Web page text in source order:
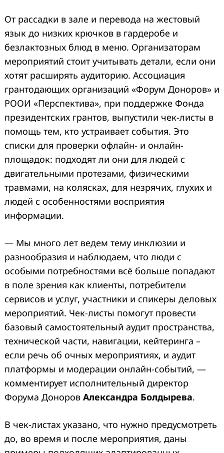
От рассадки в зале и перевода на жестовый
язык до низких крючков в гардеробе и
безлактозных блюд в меню. Организаторам
мероприятий стоит учитывать детали, если они
хотят расширять аудиторию. Ассоциация
грантодающих организаций «Форум Доноров» и
РООИ «Перспектива», при поддержке Фонда
президентских грантов, выпустили чек-листы в
помощь тем, кто устраивает события. Это
списки для проверки офлайн- и онлайн-
площадок: подходят ли они для людей с
двигательными протезами, физическими
травмами, на колясках, для незрячих, глухих и
людей с особенностями восприятия
информации.
— Мы много лет ведем тему инклюзии и
разнообразия и наблюдаем, что люди с
особыми потребностями всё больше попадают
в поле зрения как клиенты, потребители
сервисов и услуг, участники и спикеры деловых
мероприятий. Чек-листы помогут провести
базовый самостоятельный аудит пространства,
технической части, навигации, кейтеринга –
если речь об очных мероприятиях, и аудит
платформы и модерации онлайн-событий, —
комментирует исполнительный директор
Форума Доноров Александра Болдырева.
В чек-листах указано, что нужно предусмотреть
до, во время и после мероприятия, даны